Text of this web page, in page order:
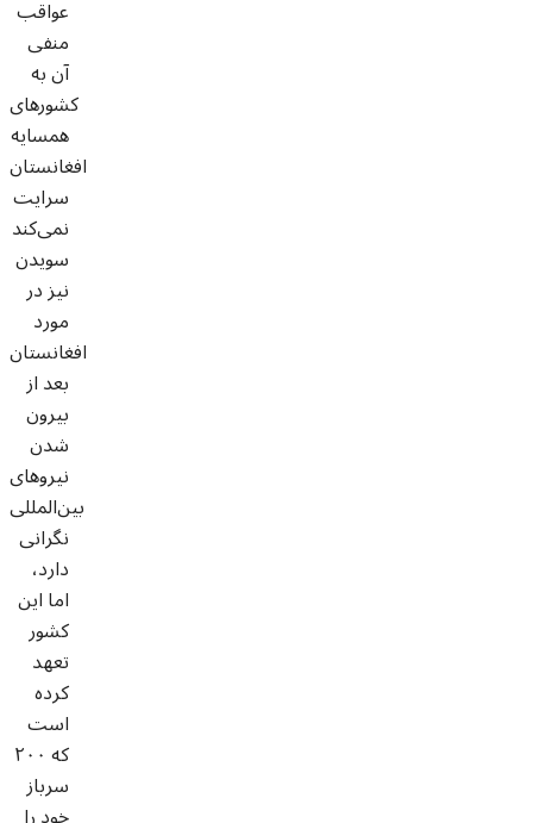
عواقب
منفی
آن به
کشورهای
همسایه
افغانستان
سرایت
نمی‌کند
سویدن
نیز در
مورد
افغانستان
بعد از
بیرون
شدن
نیروهای
بین‌المللی
نگرانی
دارد،
اما این
کشور
تعهد
کرده
است
که ۲۰۰
سرباز